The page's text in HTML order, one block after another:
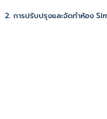
2. การปรับปรุงและจัดทำห้อง